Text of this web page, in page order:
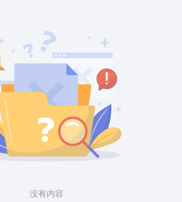
没有内容